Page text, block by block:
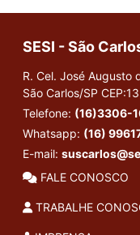
SESI - São
R. Cel. José Augusto
São Carlos/SP
Telefone: (16)3306-
Whatsapp: (16)
E-mail:
FALE CONOSCO
TRABALHE